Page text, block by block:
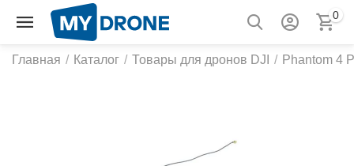
0
Главная / Каталог / Товары для дронов DJI / Phantom 4